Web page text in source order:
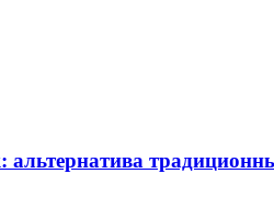
альтернатива